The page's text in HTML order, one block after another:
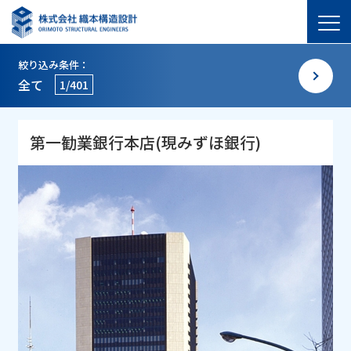
絞り込み条件：
全て 1/401
第一勧業銀行本店(現みずほ銀行)